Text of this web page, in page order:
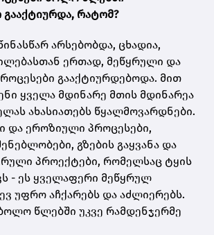
გააქტიურდა, რატომ?
არსებობდა, ცხადია,
ერთად, მეწყრული და
გააქტიურდებოდა. მით
ყველა მდინარე მთის მდინარეა
ახასიათებს წყალმოვარდნები.
და ეროზიული პროცესები,
გზების გაყვანა და
პროექტები, რომელსაც ტყის
- ეს ყველაფერი მეწყრულ
უფრო აჩქარებს და აძლიერებს.
წლებში უკვე რამდენჯერმე